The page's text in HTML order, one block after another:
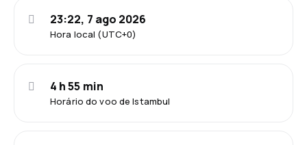
Hora local (UTC+0)
23:22, 7 ago 2026
Horário do voo de Istambul
4 h 55 min